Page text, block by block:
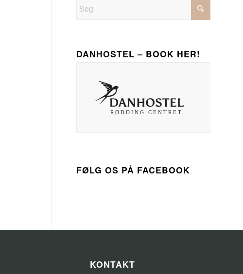
DANHOSTEL – BOOK HER!
FØLG OS PÅ FACEBOOK
KONTAKT